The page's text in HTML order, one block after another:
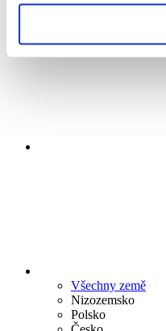
Použít
Všechny země
Nizozemsko
Polsko